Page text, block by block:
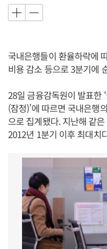
국내은행들이 환율하락에
비용 감소 등으로 3분기에
28일 금융감독원이 발표한
(잠정)’에 따르면 국내은행
으로 집계됐다. 지난해 같
2012년 1분기 이후 최대치